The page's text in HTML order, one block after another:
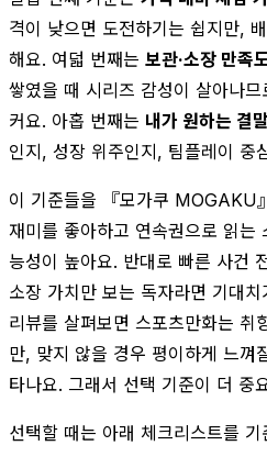
격이 낮으면 도전하기는 쉽지만,
해요. 여덟 번째는 보관·소장 만족
쌓였을 때 시리즈 감성이 살아나
커요. 아홉 번째는 내가 원하는 결
인지, 성장 위주인지, 팀플레이 중
이 기준들을 『모가쿠 MOGAKU
재미를 좋아하고 연속권으로 읽는
능성이 높아요. 반대로 빠른 사건
소장 가치만 보는 독자라면 기대
리뷰를 살펴보면 스포츠만화는 취
만, 맞지 않을 경우 평이하게 느껴
타나요. 그래서 선택 기준이 더 중
선택할 때는 아래 체크리스트를 기